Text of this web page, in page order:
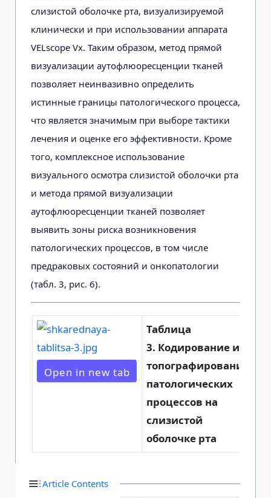
Article Contents
слизистой оболочке рта, визуализируемой
клинически и при использовании аппарата
VELscope Vx. Таким образом, метод прямой
визуализации аутофлюоресценции тканей
позволяет неинвазивно определить
истинные границы патологического процесса,
что является значимым при выборе тактики
лечения и оценке его эффективности. Кроме
того, комплексное использование
визуального осмотра слизистой оболочки рта
и метода прямой визуализации
аутофлюоресценции тканей позволяет
выявить зоны риска возникновения
патологических процессов, в том числе
предраковых состояний и онкопатологии
(табл. 3, рис. 6).
Open in new tab
Таблица
3. Кодирование и
топографирование
патологических
процессов на
слизистой
оболочке рта